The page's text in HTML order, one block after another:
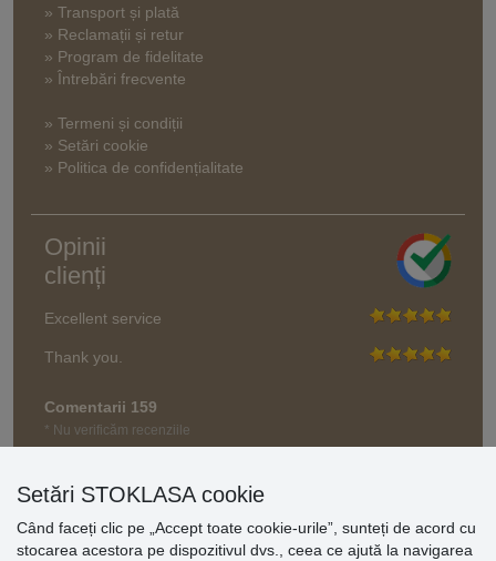
» Transport și plată
» Reclamații și retur
» Program de fidelitate
» Întrebări frecvente
» Termeni și condiții
» Setări cookie
» Politica de confidențialitate
Opinii
clienți
Excellent service
Thank you.
Comentarii 159
* Nu verificăm recenziile
Setări STOKLASA cookie
Când faceți clic pe „Accept toate cookie-urile”, sunteți de acord cu
stocarea acestora pe dispozitivul dvs., ceea ce ajută la navigarea